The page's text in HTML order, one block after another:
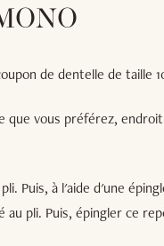
de dentelle de taille
que vous préférez,
Puis, à l'aide d'une
pli. Puis, épingler ce